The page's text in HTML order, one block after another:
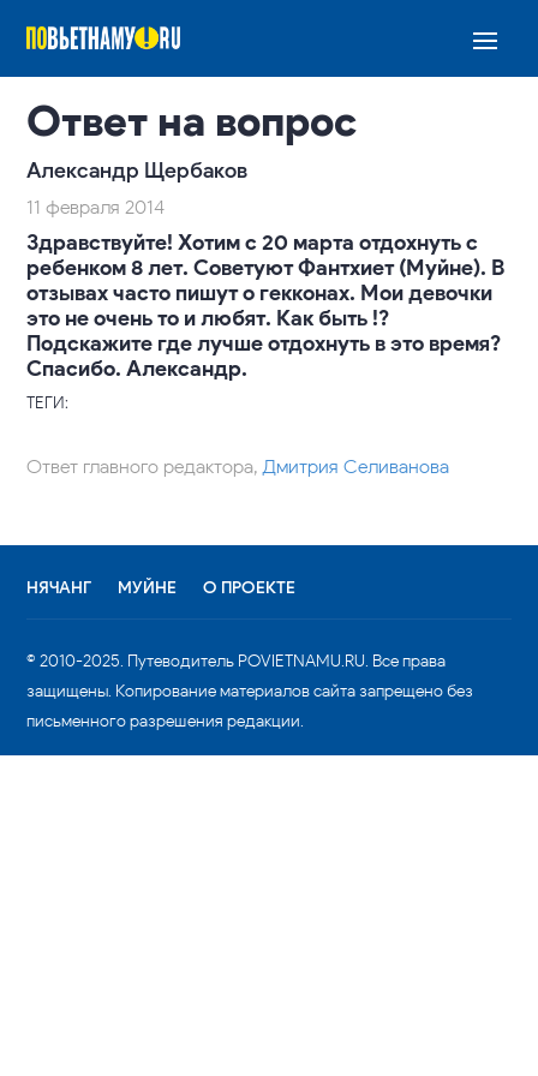
Ответ на вопрос
Александр Щербаков
11 февраля 2014
Здравствуйте! Хотим с 20 марта отдохнуть с
ребенком 8 лет. Советуют Фантхиет (Муйне). В
отзывах часто пишут о гекконах. Мои девочки
это не очень то и любят. Как быть !?
Подскажите где лучше отдохнуть в это время?
Спасибо. Александр.
ТЕГИ:
Ответ главного редактора,Дмитрия Селиванова
НЯЧАНГ МУЙНЕ О ПРОЕКТЕ
© 2010-2025. Путеводитель POVIETNAMU.RU. Все права
защищены. Копирование материалов сайта запрещено без
письменного разрешения редакции.